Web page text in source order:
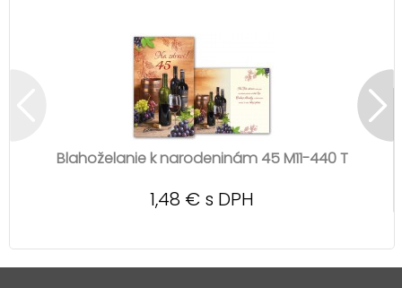
Blahoželanie k narodeninám 45 M11-440 T
1,48 € s DPH